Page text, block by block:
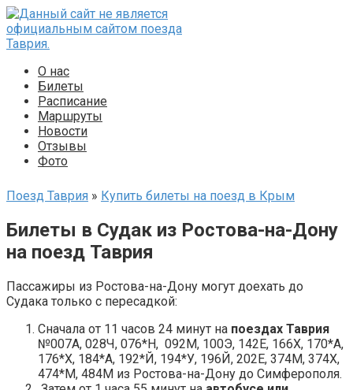
Перейти
к
контенту
О нас
Билеты
Расписание
Маршруты
Новости
Отзывы
Фото
Поезд Таврия » Купить билеты на поезд в Крым
Билеты в Судак из Ростова-на-Дону
на поезд Таврия
Пассажиры из Ростова-на-Дону могут доехать до
Судака только с пересадкой:
Сначала от 11 часов 24 минут на поездах Таврия
№007А, 028Ч, 076*Н, 092М, 100Э, 142Е, 166Х, 170*А,
176*Х, 184*А, 192*Й, 194*У, 196Й, 202Е, 374М, 374Х,
474*М, 484М из Ростова-на-Дону до Симферополя.